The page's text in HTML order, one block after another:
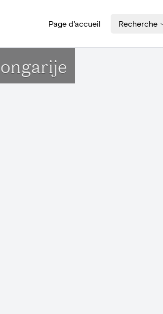
Page d'accueil Recherche